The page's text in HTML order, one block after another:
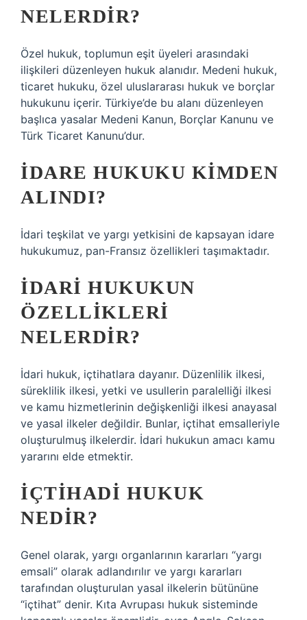
NELERDIR?
Özel hukuk, toplumun eşit üyeleri arasındaki
ilişkileri düzenleyen hukuk alanıdır. Medeni hukuk,
ticaret hukuku, özel uluslararası hukuk ve borçlar
hukukunu içerir. Türkiye’de bu alanı düzenleyen
başlıca yasalar Medeni Kanun, Borçlar Kanunu ve
Türk Ticaret Kanunu’dur.
İDARE HUKUKU KIMDEN
ALINDI?
İdari teşkilat ve yargı yetkisini de kapsayan idare
hukukumuz, pan-Fransız özellikleri taşımaktadır.
İDARI HUKUKUN
ÖZELLIKLERI
NELERDIR?
İdari hukuk, içtihatlara dayanır. Düzenlilik ilkesi,
süreklilik ilkesi, yetki ve usullerin paralelliği ilkesi
ve kamu hizmetlerinin değişkenliği ilkesi anayasal
ve yasal ilkeler değildir. Bunlar, içtihat emsalleriyle
oluşturulmuş ilkelerdir. İdari hukukun amacı kamu
yararını elde etmektir.
İÇTIHADI HUKUK
NEDIR?
Genel olarak, yargı organlarının kararları “yargı
emsali” olarak adlandırılır ve yargı kararları
tarafından oluşturulan yasal ilkelerin bütününe
“içtihat” denir. Kıta Avrupası hukuk sisteminde